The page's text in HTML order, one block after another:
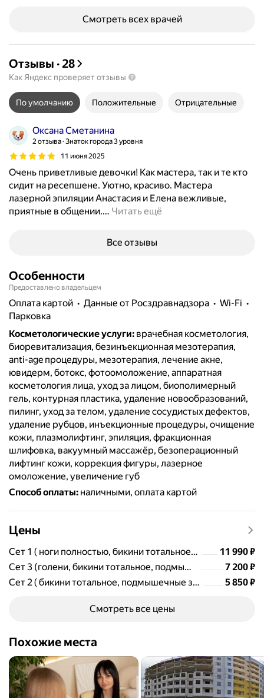
Смотреть всех врачей
Отзывы · 28
Как Яндекс проверяет отзывы
По умолчанию Положительные Отрицательные
Оксана Сметанина
2 отзыва Знаток города 3 уровня
11 июня 2025
Очень приветливые девочки! Как мастера, так и те кто
сидит на ресепшене. Уютно, красиво. Мастера
лазерной эпиляции Анастасия и Елена вежливые,
приятные в общении.… Читать ещё
Все отзывы
Особенности
Предоставлено владельцем
Оплата картой данные от Росздравнадзора
Wi-Fi
парковка
Косметологические услуги: врачебная косметология,
биоревитализация, безинъекционная мезотерапия,
anti-age процедуры, мезотерапия, лечение акне,
ювидерм, ботокс, фотоомоложение, аппаратная
косметология лица, уход за лицом, биополимерный
гель, контурная пластика, удаление новообразований,
пилинг, уход за телом, удаление сосудистых дефектов,
удаление рубцов, инъекционные процедуры, очищение
кожи, плазмолифтинг, эпиляция, фракционная
шлифовка, вакуумный массажёр, безоперационный
лифтинг кожи, коррекция фигуры, лазерное
омоложение, увеличение губ
Способ оплаты: наличными, оплата картой
Цены
Сет 1 ( ноги полностью, бикини тотальное, руки до локтя, подмышечные зоны) Цена
11990
11 990₽
Сет 3 (голени, бикини тотальное, подмышечные зоны)
Цена
7200
7 200₽
Сет 2 ( бикини тотальное, подмышечные зоны, лицо полностью)
Цена
5850
5 850₽
Смотреть все цены
Похожие места